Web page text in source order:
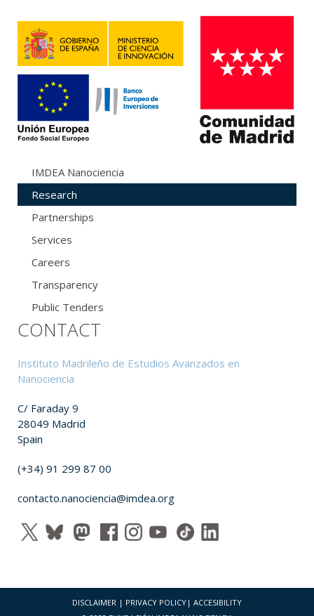
IMDEA Nanociencia
Research
Partnerships
Services
Careers
Transparency
Public Tenders
CONTACT
Instituto Madrileño de Estudios Avanzados en
Nanociencia
C/ Faraday 9
28049 Madrid
Spain
(+34) 91 299 87 00
contacto.nanociencia@imdea.org
DISCLAIMER | PRIVACY POLICY | ACCESIBILITY